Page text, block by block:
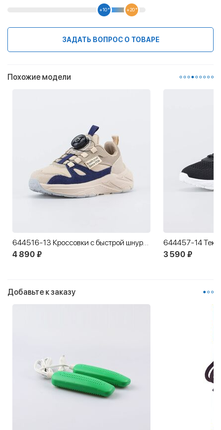
+10 ° +20 °
ЗАДАТЬ ВОПРОС О ТОВАРЕ
Похожие модели
644516-13 Кроссовки с быстрой шнуровкой
4 890 ₽
3 590 ₽
Добавьте к заказу